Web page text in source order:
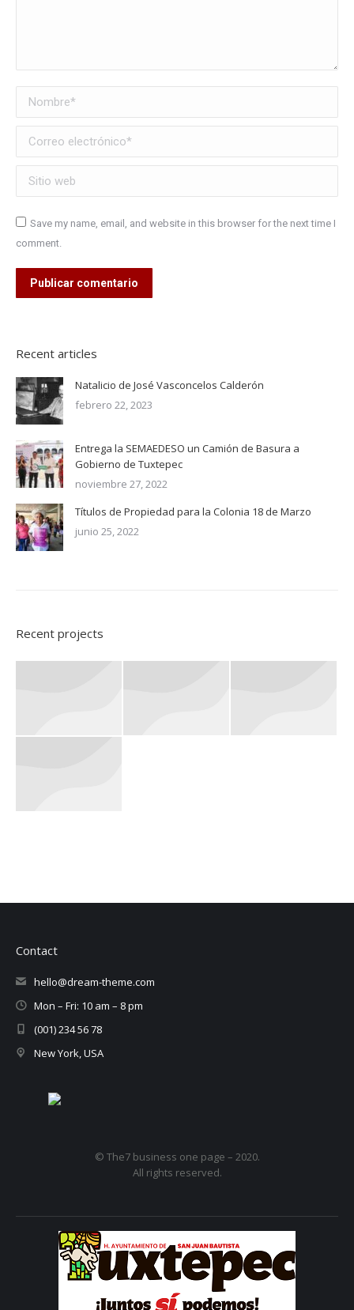
Nombre *
Correo electrónico *
Sitio web
Save my name, email, and website in this browser for the next time I
comment.
Publicar comentario
Recent articles
Natalicio de José Vasconcelos Calderón
febrero 22, 2023
Entrega la SEMAEDESO un Camión de Basura a
Gobierno de Tuxtepec
noviembre 27, 2022
Títulos de Propiedad para la Colonia 18 de Marzo
junio 25, 2022
Recent projects
Contact
hello@dream-theme.com
Mon – Fri: 10 am – 8 pm
(001) 234 56 78
New York, USA
© The7 business one page – 2020.
All rights reserved.